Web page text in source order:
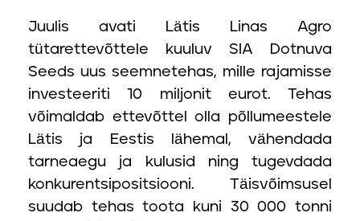
Juulis avati Lätis Linas Agro
tütarettevõttele kuuluv SIA Dotnuva
Seeds uus seemnetehas, mille rajamisse
investeeriti 10 miljonit eurot. Tehas
võimaldab ettevõttel olla põllumeestele
Lätis ja Eestis lähemal, vähendada
tarneaegu ja kulusid ning tugevdada
konkurentsipositsiooni. Täisvõimsusel
suudab tehas toota kuni 30 000 tonni